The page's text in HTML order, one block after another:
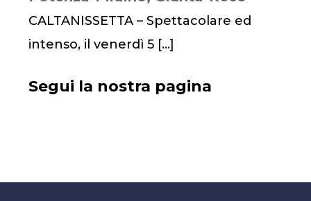
CALTANISSETTA – Spettacolare ed
intenso, il venerdì 5 […]
Segui la nostra pagina